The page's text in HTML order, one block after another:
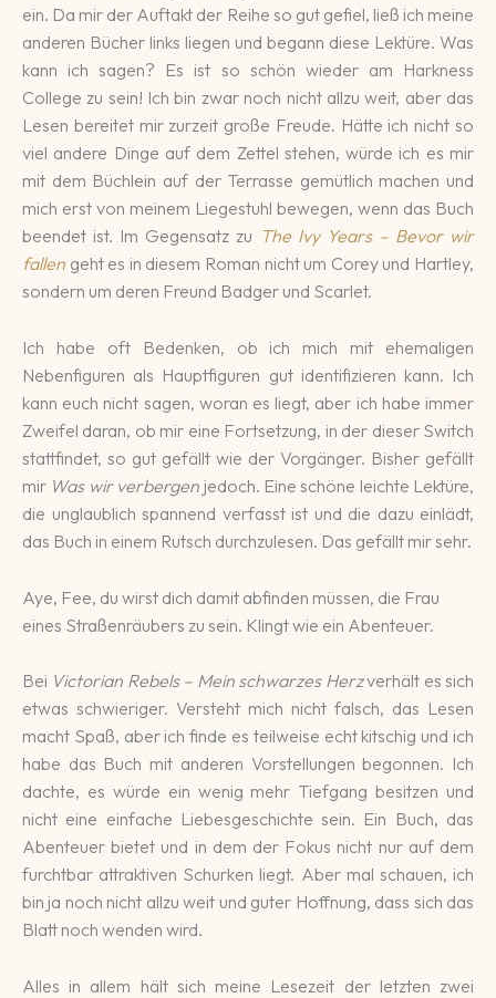
ein. Da mir der Auftakt der Reihe so gut gefiel, ließ ich meine
anderen Bücher links liegen und begann diese Lektüre. Was
kann ich sagen? Es ist so schön wieder am Harkness
College zu sein! Ich bin zwar noch nicht allzu weit, aber das
Lesen bereitet mir zurzeit große Freude. Hätte ich nicht so
viel andere Dinge auf dem Zettel stehen, würde ich es mir
mit dem Büchlein auf der Terrasse gemütlich machen und
mich erst von meinem Liegestuhl bewegen, wenn das Buch
beendet ist. Im Gegensatz zu The Ivy Years – Bevor wir
fallen geht es in diesem Roman nicht um Corey und Hartley,
sondern um deren Freund Badger und Scarlet.
Ich habe oft Bedenken, ob ich mich mit ehemaligen
Nebenfiguren als Hauptfiguren gut identifizieren kann. Ich
kann euch nicht sagen, woran es liegt, aber ich habe immer
Zweifel daran, ob mir eine Fortsetzung, in der dieser Switch
stattfindet, so gut gefällt wie der Vorgänger. Bisher gefällt
mir Was wir verbergen jedoch. Eine schöne leichte Lektüre,
die unglaublich spannend verfasst ist und die dazu einlädt,
das Buch in einem Rutsch durchzulesen. Das gefällt mir sehr.
Aye, Fee, du wirst dich damit abfinden müssen, die Frau
eines Straßenräubers zu sein. Klingt wie ein Abenteuer.
Bei Victorian Rebels – Mein schwarzes Herzverhält es sich
etwas schwieriger. Versteht mich nicht falsch, das Lesen
macht Spaß, aber ich finde es teilweise echt kitschig und ich
habe das Buch mit anderen Vorstellungen begonnen. Ich
dachte, es würde ein wenig mehr Tiefgang besitzen und
nicht eine einfache Liebesgeschichte sein. Ein Buch, das
Abenteuer bietet und in dem der Fokus nicht nur auf dem
furchtbar attraktiven Schurken liegt. Aber mal schauen, ich
bin ja noch nicht allzu weit und guter Hoffnung, dass sich das
Blatt noch wenden wird.
Alles in allem hält sich meine Lesezeit der letzten zwei